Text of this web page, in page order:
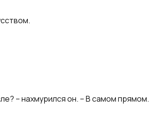
– нахмурился он. – В самом прямом.